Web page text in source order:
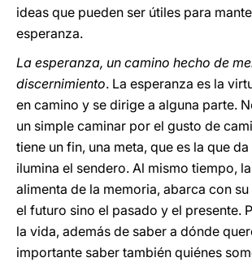
ideas que pueden ser útiles para
esperanza.
La esperanza, un camino hecho de
discernimiento. La esperanza es la
en camino y se dirige a alguna parte.
un simple caminar por el gusto de
tiene un fin, una meta, que es la que
ilumina el sendero. Al mismo tiempo,
alimenta de la memoria, abarca con
el futuro sino el pasado y el presente.
la vida, además de saber a dónde
importante saber también quiénes